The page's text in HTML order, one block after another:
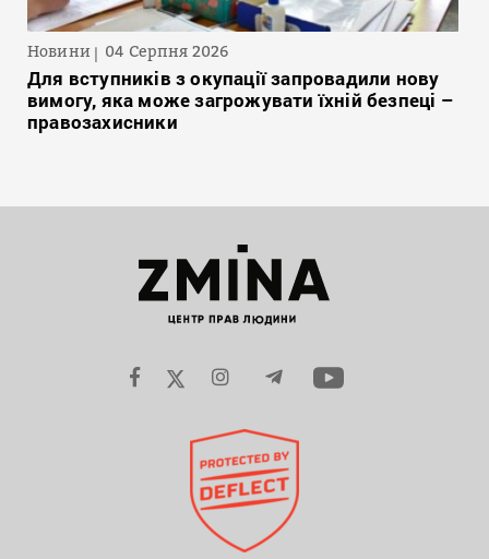
Новини 04 Серпня 2026
Для вступників з окупації запровадили нову
вимогу, яка може загрожувати їхній безпеці –
правозахисники